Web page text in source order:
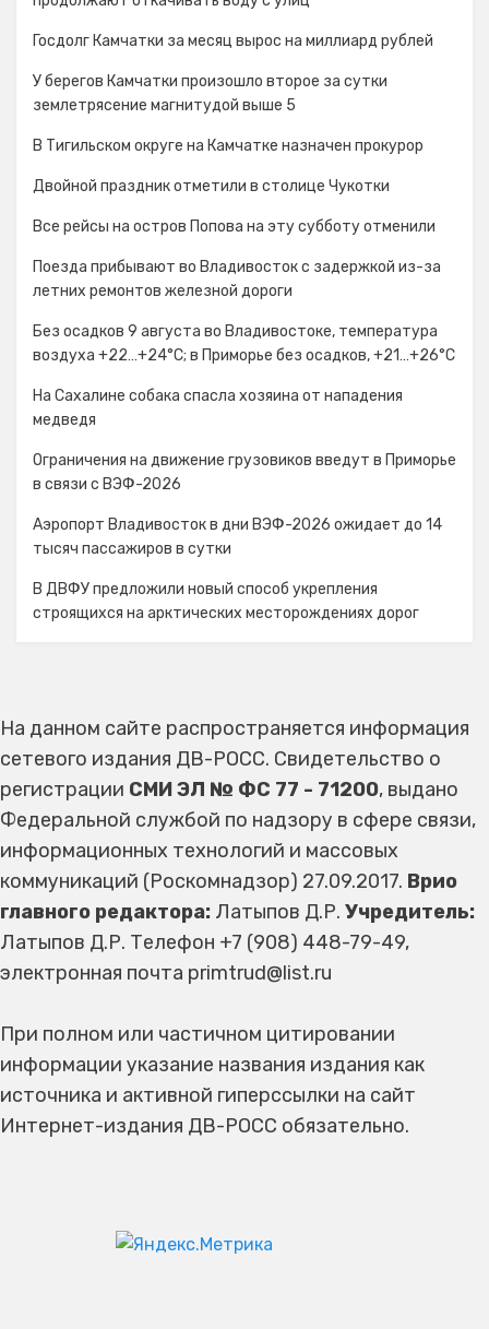
Госдолг Камчатки за месяц вырос на миллиард рублей
У берегов Камчатки произошло второе за сутки
землетрясение магнитудой выше 5
В Тигильском округе на Камчатке назначен прокурор
Двойной праздник отметили в столице Чукотки
Все рейсы на остров Попова на эту субботу отменили
Поезда прибывают во Владивосток с задержкой из-за
летних ремонтов железной дороги
Без осадков 9 августа во Владивостоке, температура
воздуха +22…+24°C; в Приморье без осадков, +21…+26°C
На Сахалине собака спасла хозяина от нападения
медведя
Ограничения на движение грузовиков введут в Приморье
в связи с ВЭФ-2026
Аэропорт Владивосток в дни ВЭФ-2026 ожидает до 14
тысяч пассажиров в сутки
В ДВФУ предложили новый способ укрепления
строящихся на арктических месторождениях дорог
На данном сайте распространяется информация
сетевого издания ДВ-РОСС. Свидетельство о
регистрации СМИ ЭЛ № ФС 77 - 71200, выдано
Федеральной службой по надзору в сфере связи,
информационных технологий и массовых
коммуникаций (Роскомнадзор) 27.09.2017. Врио
главного редактора: Латыпов Д.Р. Учредитель:
Латыпов Д.Р. Телефон +7 (908) 448-79-49,
электронная почта primtrud@list.ru
При полном или частичном цитировании
информации указание названия издания как
источника и активной гиперссылки на сайт
Интернет-издания ДВ-РОСС обязательно.